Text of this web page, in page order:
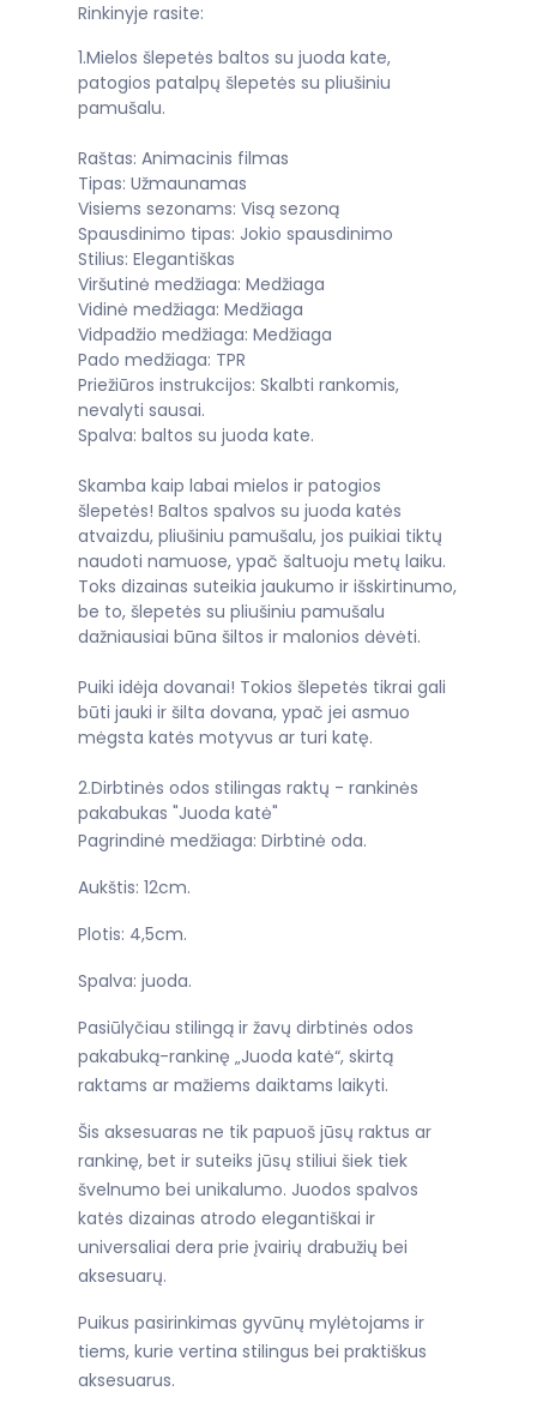
Rinkinyje rasite:
1.Mielos šlepetės baltos su juoda kate,
patogios patalpų šlepetės su pliušiniu
pamušalu.
Raštas: Animacinis filmas
Tipas: Užmaunamas
Visiems sezonams: Visą sezoną
Spausdinimo tipas: Jokio spausdinimo
Stilius: Elegantiškas
Viršutinė medžiaga: Medžiaga
Vidinė medžiaga: Medžiaga
Vidpadžio medžiaga: Medžiaga
Pado medžiaga: TPR
Priežiūros instrukcijos: Skalbti rankomis,
nevalyti sausai.
Spalva: baltos su juoda kate.
Skamba kaip labai mielos ir patogios
šlepetės! Baltos spalvos su juoda katės
atvaizdu, pliušiniu pamušalu, jos puikiai tiktų
naudoti namuose, ypač šaltuoju metų laiku.
Toks dizainas suteikia jaukumo ir išskirtinumo,
be to, šlepetės su pliušiniu pamušalu
dažniausiai būna šiltos ir malonios dėvėti.
Puiki idėja dovanai! Tokios šlepetės tikrai gali
būti jauki ir šilta dovana, ypač jei asmuo
mėgsta katės motyvus ar turi katę.
2.Dirbtinės odos stilingas raktų - rankinės
pakabukas "Juoda katė"
Pagrindinė medžiaga: Dirbtinė oda.
Aukštis: 12cm.
Plotis: 4,5cm.
Spalva: juoda.
Pasiūlyčiau stilingą ir žavų dirbtinės odos
pakabuką-rankinę „Juoda katė“, skirtą
raktams ar mažiems daiktams laikyti.
Šis aksesuaras ne tik papuoš jūsų raktus ar
rankinę, bet ir suteiks jūsų stiliui šiek tiek
švelnumo bei unikalumo. Juodos spalvos
katės dizainas atrodo elegantiškai ir
universaliai dera prie įvairių drabužių bei
aksesuarų.
Puikus pasirinkimas gyvūnų mylėtojams ir
tiems, kurie vertina stilingus bei praktiškus
aksesuarus.